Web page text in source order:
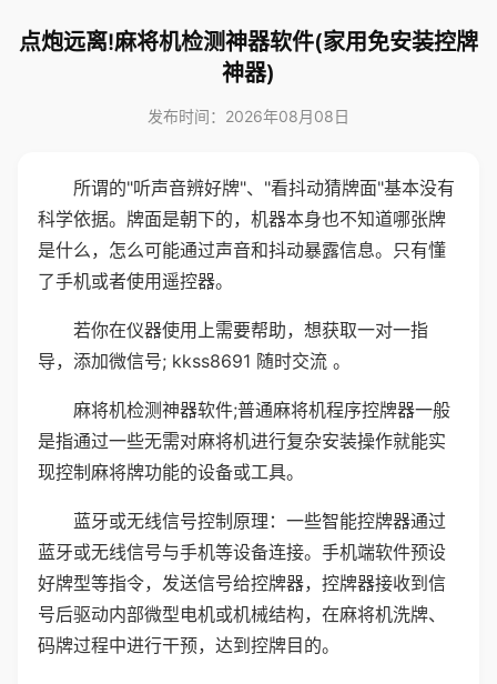
点炮远离!麻将机检测神器软件(家用免安装控牌
神器)
发布时间：2026年08月08日
所谓的"听声音辨好牌"、"看抖动猜牌面"基本没有
科学依据。牌面是朝下的，机器本身也不知道哪张牌
是什么，怎么可能通过声音和抖动暴露信息。只有懂
了手机或者使用遥控器。
若你在仪器使用上需要帮助，想获取一对一指
导，添加微信号; kkss8691 随时交流 。
麻将机检测神器软件;普通麻将机程序控牌器一般
是指通过一些无需对麻将机进行复杂安装操作就能实
现控制麻将牌功能的设备或工具。
蓝牙或无线信号控制原理：一些智能控牌器通过
蓝牙或无线信号与手机等设备连接。手机端软件预设
好牌型等指令，发送信号给控牌器，控牌器接收到信
号后驱动内部微型电机或机械结构，在麻将机洗牌、
码牌过程中进行干预，达到控牌目的。